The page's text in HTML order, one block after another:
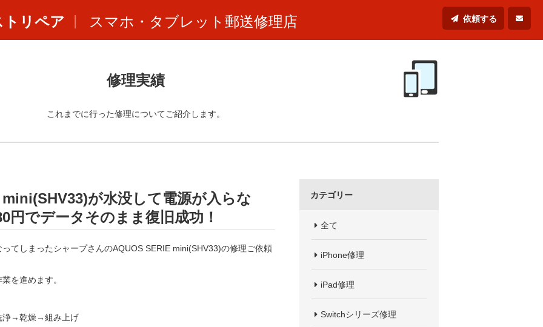
トリペア スマホ・タブレット郵送修理店 依頼する
修理実績
これまでに行った修理についてご紹介します。
が水没して電源が入らな
円でデータそのまま復旧成功！
てしまったシャープさんのAQUOS SERIE mini(SHV33)の修理ご依頼
を進めます。
浄→乾燥→組み上げ
カテゴリー
全て
iPhone修理
iPad修理
Switchシリーズ修理